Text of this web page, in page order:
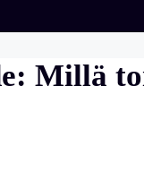
Millä